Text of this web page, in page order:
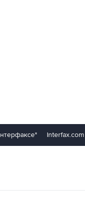
Interfax.com